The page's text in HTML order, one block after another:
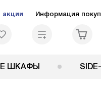
акции Информация
ШКАФЫ